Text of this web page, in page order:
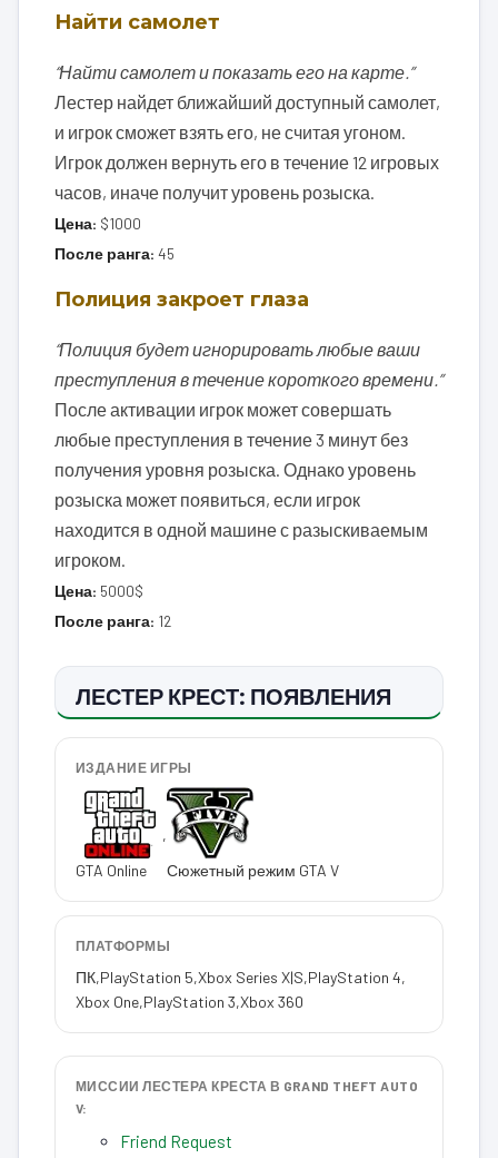
Найти самолет
“Найти самолет и показать его на карте.”
Лестер найдет ближайший доступный самолет,
и игрок сможет взять его, не считая угоном.
Игрок должен вернуть его в течение 12 игровых
часов, иначе получит уровень розыска.
Цена: $1000
После ранга: 45
Полиция закроет глаза
“Полиция будет игнорировать любые ваши
преступления в течение короткого времени.”
После активации игрок может совершать
любые преступления в течение 3 минут без
получения уровня розыска. Однако уровень
розыска может появиться, если игрок
находится в одной машине с разыскиваемым
игроком.
Цена: 5000$
После ранга: 12
ЛЕСТЕР КРЕСТ: ПОЯВЛЕНИЯ
ИЗДАНИЕ ИГРЫ
GTA Online
,
Сюжетный режим GTA V
ПЛАТФОРМЫ
ПК,PlayStation 5,Xbox Series X|S,PlayStation 4,
Xbox One,PlayStation 3,Xbox 360
МИССИИ ЛЕСТЕРА КРЕСТА В GRAND THEFT AUTO
V:
Friend Request